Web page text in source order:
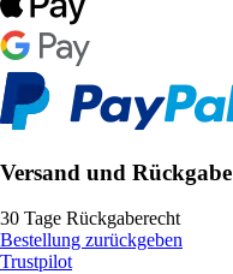
Versand und Rückgabe
30 Tage Rückgaberecht
Bestellung zurückgeben
Trustpilot